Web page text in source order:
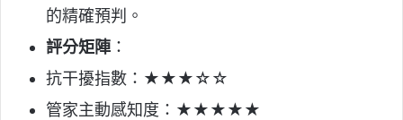
的精確預判。
評分矩陣 ：
抗干擾指數：★★★☆☆
管家主動感知度：★★★★★